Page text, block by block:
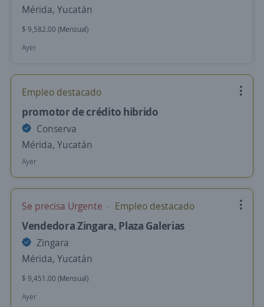
Mérida, Yucatán
$ 9,582.00 (Mensual)
Ayer
Empleo destacado
promotor de crédito hibrido
Conserva
Mérida, Yucatán
Ayer
Se precisa Urgente Empleo destacado
Vendedora Zingara, Plaza Galerias
Zingara
Mérida, Yucatán
$ 9,451.00 (Mensual)
Ayer